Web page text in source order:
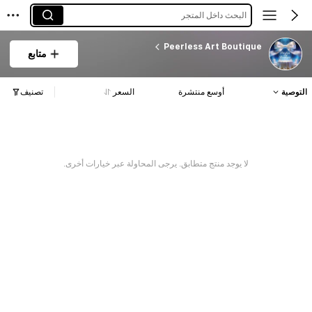
البحث داخل المتجر
Peerless Art Boutique
متابع
التوصية أوسع منتشرة السعر تصنيف
لا يوجد منتج متطابق. يرجى المحاولة عبر خيارات أخرى.